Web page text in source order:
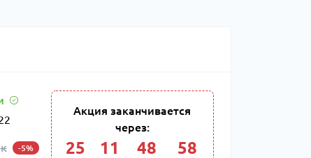
-5%
Акция заканчивается
через:
25 11 48 58